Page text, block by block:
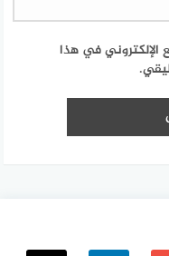
الإلكتروني في هذا